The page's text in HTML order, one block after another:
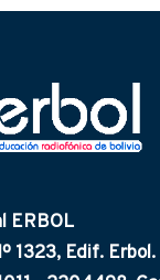
ERBOL
1323, Edif.